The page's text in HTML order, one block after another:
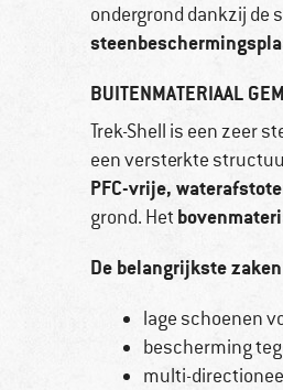
ondergrond dankzij de
BUITENMATERIAAL
Trek-Shell is een zeer
een versterkte
PFC-vrije,
grond. Het
De belangrijkste
lage schoenen
bescherming
multi-